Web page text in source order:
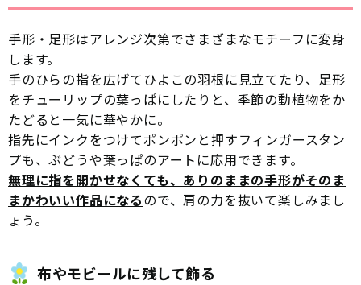
手形・足形はアレンジ次第でさまざまなモチーフに変身
します。
手のひらの指を広げてひよこの羽根に見立てたり、足形
をチューリップの葉っぱにしたりと、季節の動植物をか
たどると一気に華やかに。
指先にインクをつけてポンポンと押すフィンガースタン
プも、ぶどうや葉っぱのアートに応用できます。
無理に指を開かせなくても、ありのままの手形がそのま
まかわいい作品になるので、肩の力を抜いて楽しみまし
ょう。
布やモビールに残して飾る